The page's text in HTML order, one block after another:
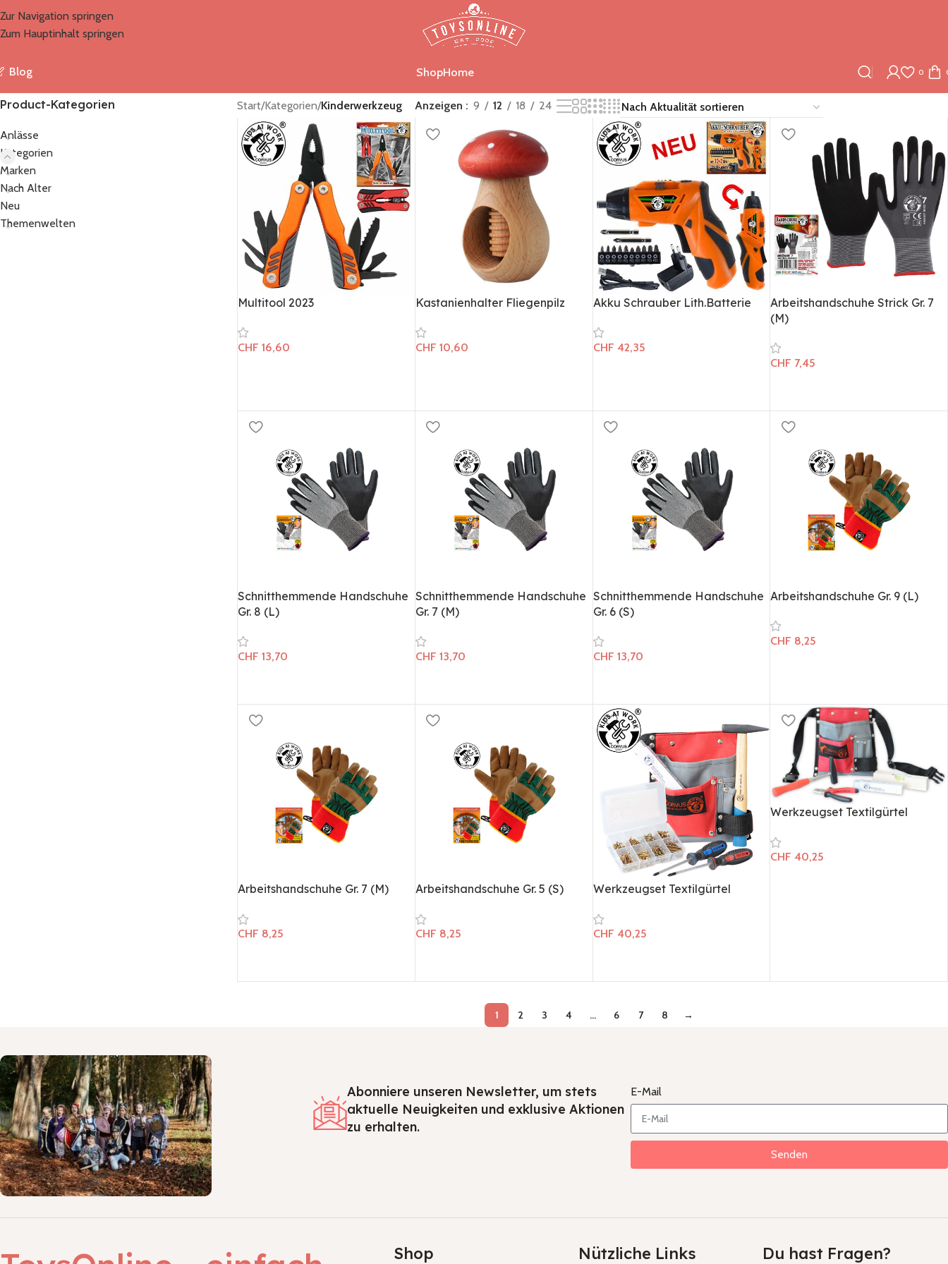
Zur Navigation springen
Zum Hauptinhalt springen
Blog ShopHome 0
Product-Kategorien
Anlässe
Kategorien
Marken
Nach Alter
Neu
Themenwelten
Start/Kategorien/Kinderwerkzeug Anzeigen 9 12 18 24
Multitool 2023
CHF 16,60
Kastanienhalter Fliegenpilz
CHF 10,60
Akku Schrauber Lith.Batterie
CHF 42,35
Arbeitshandschuhe Strick Gr. 7
(M)
CHF 7,45
Schnitthemmende Handschuhe
Gr. 8 (L)
CHF 13,70
Schnitthemmende Handschuhe
Gr. 7 (M)
CHF 13,70
Schnitthemmende Handschuhe
Gr. 6 (S)
CHF 13,70
Arbeitshandschuhe Gr. 9 (L)
CHF 8,25
Arbeitshandschuhe Gr. 7 (M)
CHF 8,25
Arbeitshandschuhe Gr. 5 (S)
CHF 8,25
Werkzeugset Textilgürtel
CHF 40,25
Werkzeugset Textilgürtel
CHF 40,25
1 2 3 4 … 6 7 8 →
Abonniere unseren Newsletter, um stets
aktuelle Neuigkeiten und exklusive Aktionen
zu erhalten.
E-Mail
Senden
Shop Nützliche Links Du hast Fragen?